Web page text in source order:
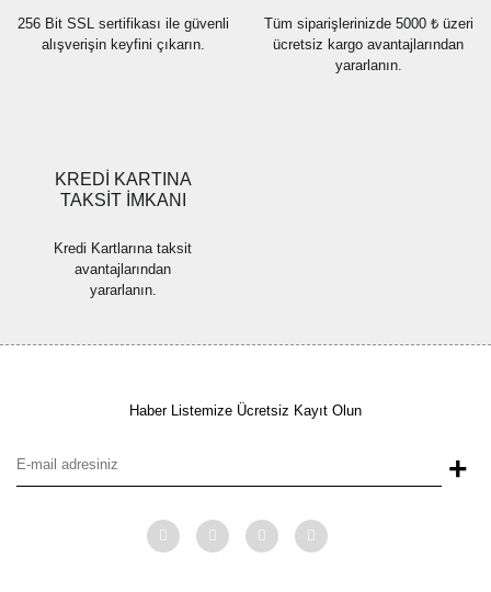
256 Bit SSL sertifikası ile güvenli
alışverişin keyfini çıkarın.
Tüm siparişlerinizde 5000 ₺ üzeri
ücretsiz kargo avantajlarından
yararlanın.
KREDİ KARTINA
TAKSİT İMKANI
Kredi Kartlarına taksit
avantajlarından
yararlanın.
Haber Listemize Ücretsiz Kayıt Olun
+